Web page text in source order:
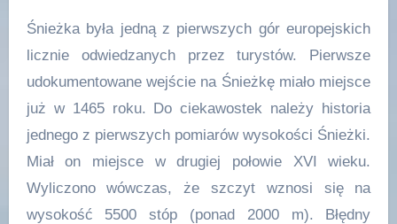
Śnieżka była jedną z pierwszych gór europejskich
licznie odwiedzanych przez turystów. Pierwsze
udokumentowane wejście na Śnieżkę miało miejsce
już w 1465 roku. Do ciekawostek należy historia
jednego z pierwszych pomiarów wysokości Śnieżki.
Miał on miejsce w drugiej połowie XVI wieku.
Wyliczono wówczas, że szczyt wznosi się na
wysokość 5500 stóp (ponad 2000 m). Błędny